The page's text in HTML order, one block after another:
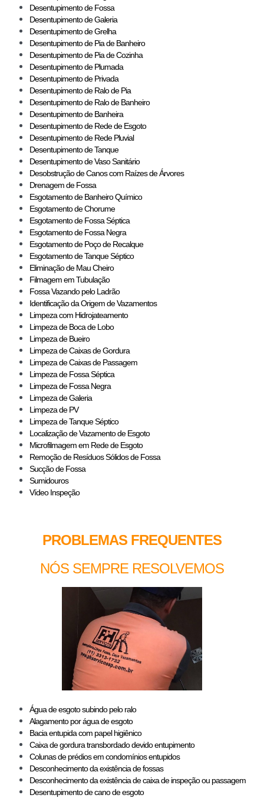
Desentupimento de Fossa
Desentupimento de Galeria
Desentupimento de Grelha
Desentupimento de Pia de Banheiro
Desentupimento de Pia de Cozinha
Desentupimento de Plumada
Desentupimento de Privada
Desentupimento de Ralo de Pia
Desentupimento de Ralo de Banheiro
Desentupimento de Banheira
Desentupimento de Rede de Esgoto
Desentupimento de Rede Pluvial
Desentupimento de Tanque
Desentupimento de Vaso Sanitário
Desobstrução de Canos com Raízes de Árvores
Drenagem de Fossa
Esgotamento de Banheiro Químico
Esgotamento de Chorume
Esgotamento de Fossa Séptica
Esgotamento de Fossa Negra
Esgotamento de Poço de Recalque
Esgotamento de Tanque Séptico
Eliminação de Mau Cheiro
Filmagem em Tubulação
Fossa Vazando pelo Ladrão
Identificação da Origem de Vazamentos
Limpeza com Hidrojateamento
Limpeza de Boca de Lobo
Limpeza de Bueiro
Limpeza de Caixas de Gordura
Limpeza de Caixas de Passagem
Limpeza de Fossa Séptica
Limpeza de Fossa Negra
Limpeza de Galeria
Limpeza de PV
Limpeza de Tanque Séptico
Localização de Vazamento de Esgoto
Microfilmagem em Rede de Esgoto
Remoção de Resíduos Sólidos de Fossa
Sucção de Fossa
Sumidouros
Vídeo Inspeção
PROBLEMAS FREQUENTES
NÓS SEMPRE RESOLVEMOS
Água de esgoto subindo pelo ralo
Alagamento por água de esgoto
Bacia entupida com papel higiênico
Caixa de gordura transbordado devido entupimento
Colunas de prédios em condomínios entupidos
Desconhecimento da existência de fossas
Desconhecimento da existência de caixa de inspeção ou passagem
Desentupimento de cano de esgoto